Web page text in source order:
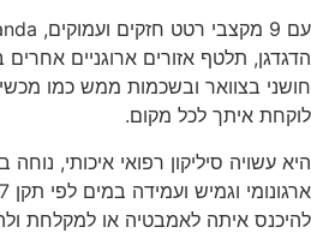
הדגדגן, תלטף אזורים ארוגניים
חושני בצוואר ובשכמות ממש כמו
לוקחת איתך לכל מקום.
היא עשויה סיליקון רפואי איכותי,
להיכנס איתה לאמבטיה או למקלחת